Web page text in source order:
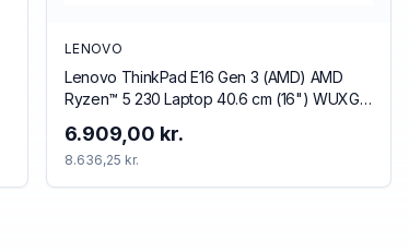
LENOVO
Lenovo ThinkPad E16 Gen 3 (AMD) AMD
Ryzen™ 5 230 Laptop 40.6 cm (16") WUXGA
(802.11ax) Windows 11 Pro Nordic Black
6.909,00 kr.
8.636,25 kr.